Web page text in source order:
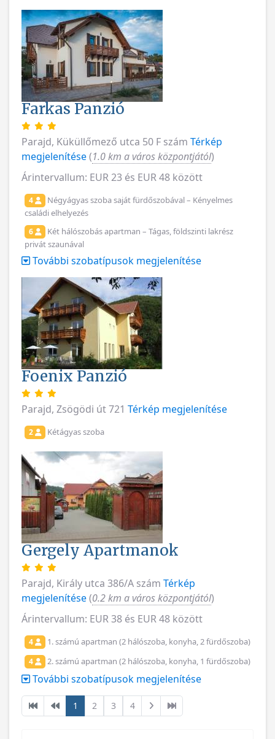
Farkas Panzió
Parajd, Küküllőmező utca 50 F szám Térkép
megjelenítése(1.0 km a város központjától)
Árintervallum: EUR 23 és EUR 48 között
4
Négyágyas szoba saját fürdőszobával – Kényelmes
családi elhelyezés
6
Két hálószobás apartman – Tágas, földszinti lakrész
privát szaunával
További szobatípusok megjelenítése
Foenix Panzió
Parajd, Zsögödi út 721 Térkép megjelenítése
2 Kétágyas szoba
Gergely Apartmanok
Parajd, Király utca 386/A szám Térkép
megjelenítése(0.2 km a város központjától)
Árintervallum: EUR 38 és EUR 48 között
4 1. számú apartman (2 hálószoba, konyha, 2 fürdőszoba)
4 2. számú apartman (2 hálószoba, konyha, 1 fürdőszoba)
További szobatípusok megjelenítése
1 2 3 4